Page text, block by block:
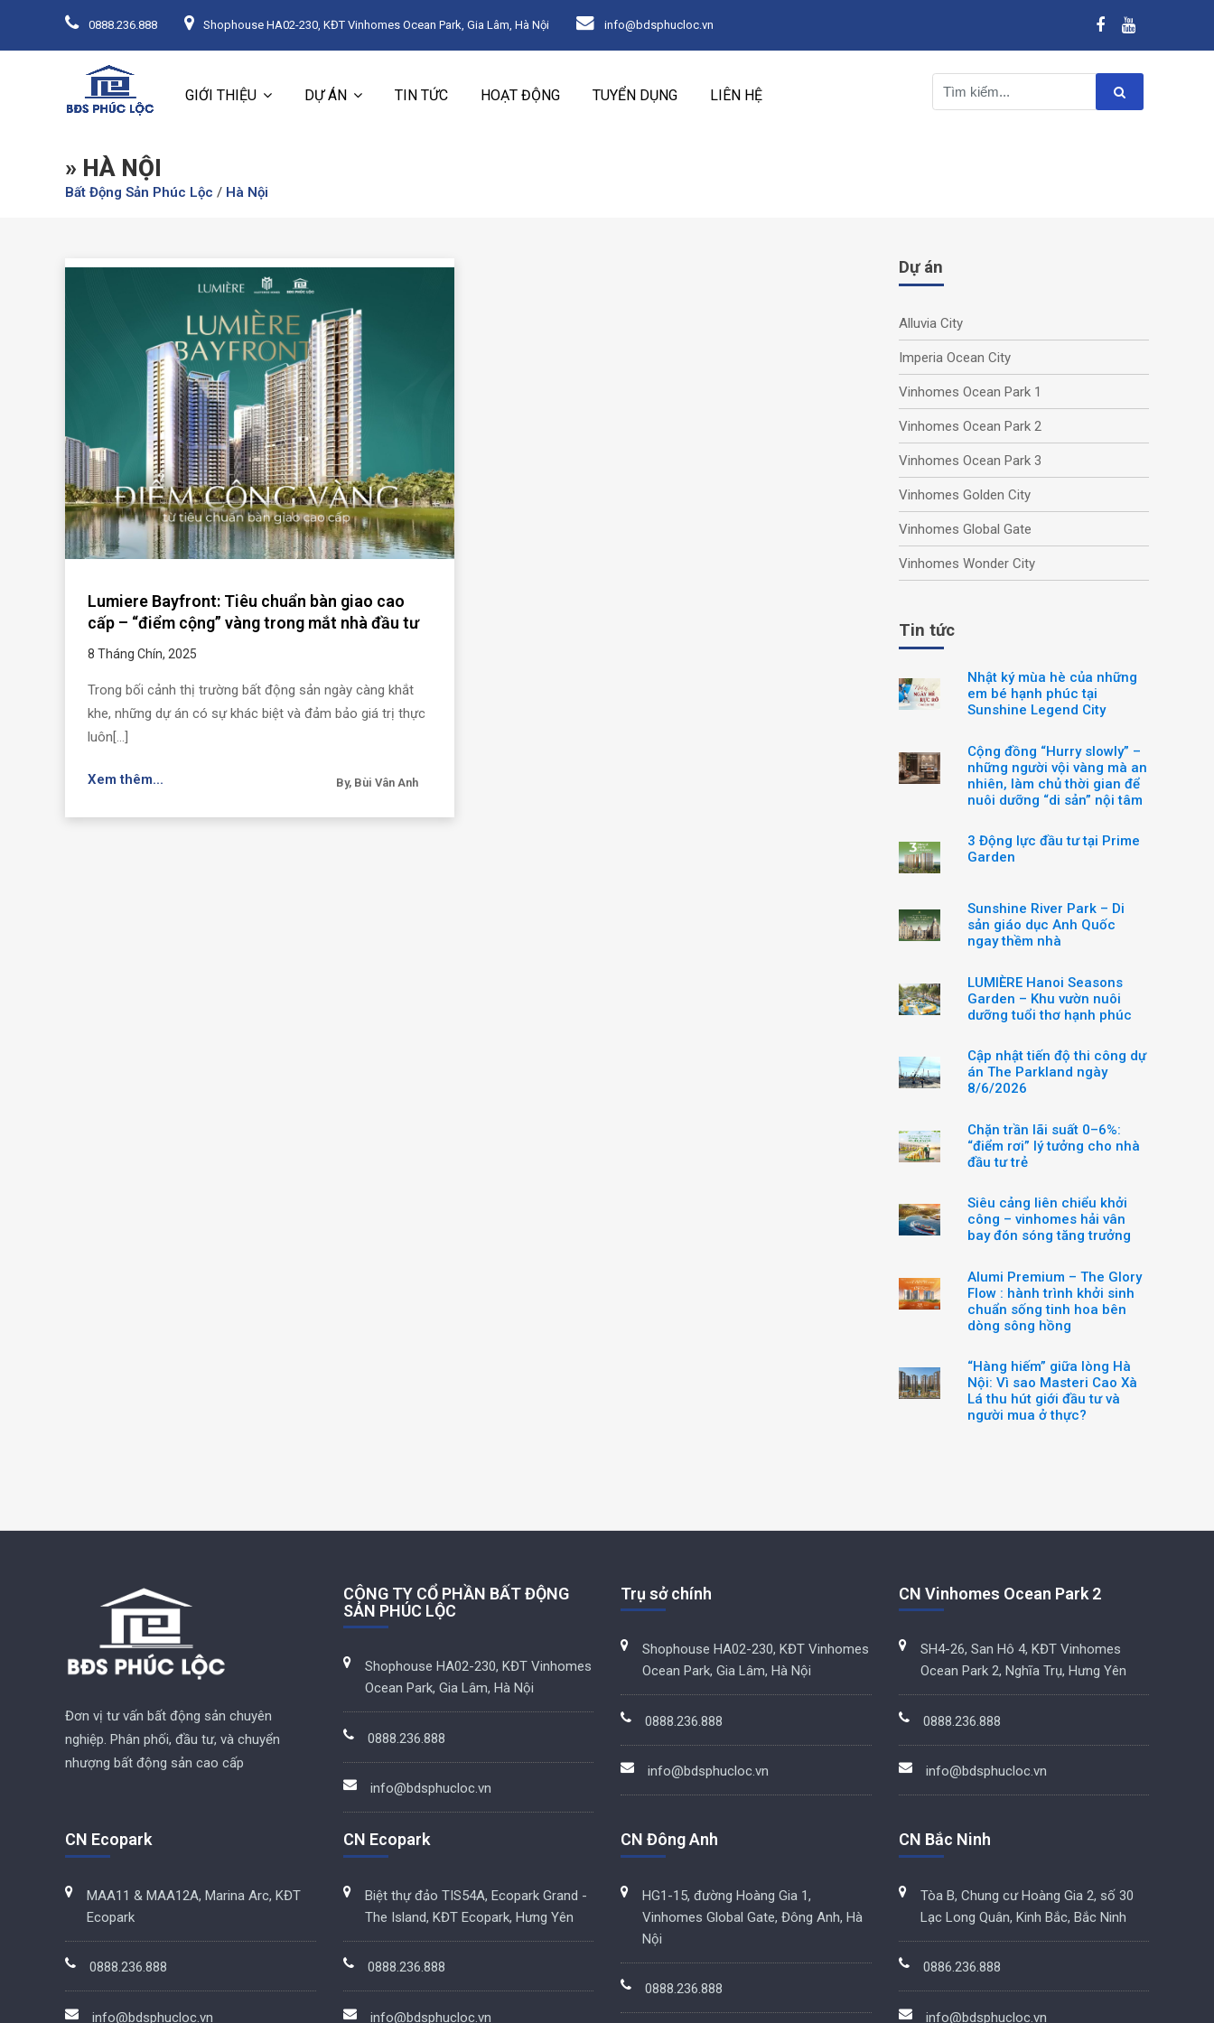
0888.236.888 Shophouse HA02-230, KĐT Vinhomes Ocean Park, Gia Lâm, Hà Nội info@bdsphucloc.vn
GIỚI THIỆU DỰ ÁN TIN TỨC HOẠT ĐỘNG TUYỂN DỤNG LIÊN HỆ
» HÀ NỘI
Bất Động Sản Phúc Lộc / Hà Nội
Lumiere Bayfront: Tiêu chuẩn bàn giao cao
cấp – “điểm cộng” vàng trong mắt nhà đầu tư
8 Tháng Chín, 2025
Trong bối cảnh thị trường bất động sản ngày càng khắt
khe, những dự án có sự khác biệt và đảm bảo giá trị thực
luôn[...]
Xem thêm... By, Bùi Vân Anh
Dự án
Alluvia City
Imperia Ocean City
Vinhomes Ocean Park 1
Vinhomes Ocean Park 2
Vinhomes Ocean Park 3
Vinhomes Golden City
Vinhomes Global Gate
Vinhomes Wonder City
Tin tức
Nhật ký mùa hè của những
em bé hạnh phúc tại
Sunshine Legend City
Cộng đồng “Hurry slowly” –
những người vội vàng mà an
nhiên, làm chủ thời gian để
nuôi dưỡng “di sản” nội tâm
3 Động lực đầu tư tại Prime
Garden
Sunshine River Park – Di
sản giáo dục Anh Quốc
ngay thềm nhà
LUMIÈRE Hanoi Seasons
Garden – Khu vườn nuôi
dưỡng tuổi thơ hạnh phúc
Cập nhật tiến độ thi công dự
án The Parkland ngày
8/6/2026
Chặn trần lãi suất 0–6%:
“điểm rơi” lý tưởng cho nhà
đầu tư trẻ
Siêu cảng liên chiểu khởi
công – vinhomes hải vân
bay đón sóng tăng trưởng
Alumi Premium – The Glory
Flow : hành trình khởi sinh
chuẩn sống tinh hoa bên
dòng sông hồng
“Hàng hiếm” giữa lòng Hà
Nội: Vì sao Masteri Cao Xà
Lá thu hút giới đầu tư và
người mua ở thực?
Đơn vị tư vấn bất động sản chuyên
nghiệp. Phân phối, đầu tư, và chuyển
nhượng bất động sản cao cấp
CÔNG TY CỔ PHẦN BẤT ĐỘNG
SẢN PHÚC LỘC
Shophouse HA02-230, KĐT Vinhomes
Ocean Park, Gia Lâm, Hà Nội
0888.236.888
info@bdsphucloc.vn
Trụ sở chính
Shophouse HA02-230, KĐT Vinhomes
Ocean Park, Gia Lâm, Hà Nội
0888.236.888
info@bdsphucloc.vn
CN Vinhomes Ocean Park 2
SH4-26, San Hô 4, KĐT Vinhomes
Ocean Park 2, Nghĩa Trụ, Hưng Yên
0888.236.888
info@bdsphucloc.vn
CN Ecopark
MAA11 & MAA12A, Marina Arc, KĐT
Ecopark
0888.236.888
info@bdsphucloc.vn
CN Ecopark
Biệt thự đảo TIS54A, Ecopark Grand -
The Island, KĐT Ecopark, Hưng Yên
0888.236.888
info@bdsphucloc.vn
CN Đông Anh
HG1-15, đường Hoàng Gia 1,
Vinhomes Global Gate, Đông Anh, Hà
Nội
0888.236.888
CN Bắc Ninh
Tòa B, Chung cư Hoàng Gia 2, số 30
Lạc Long Quân, Kinh Bắc, Bắc Ninh
0886.236.888
info@bdsphucloc.vn